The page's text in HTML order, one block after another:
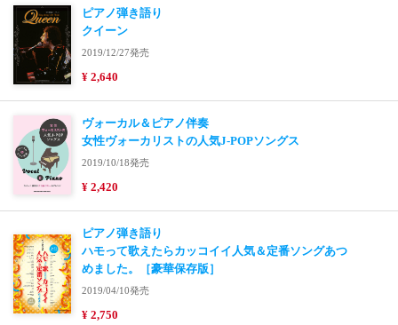
ピアノ弾き語り
クイーン
2019/12/27発売
¥ 2,640
ヴォーカル＆ピアノ伴奏
女性ヴォーカリストの人気J-POPソングス
2019/10/18発売
¥ 2,420
ピアノ弾き語り
ハモって歌えたらカッコイイ人気＆定番ソングあつ
めました。［豪華保存版］
2019/04/10発売
¥ 2,750